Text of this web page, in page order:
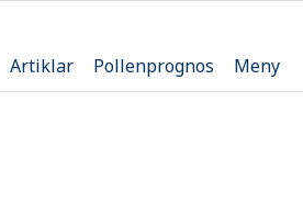
Artiklar Pollenprognos Meny